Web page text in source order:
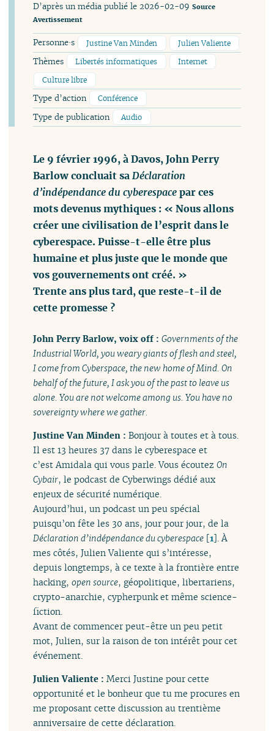
D’après un média publié le 2026-02-09 Source
Avertissement
Personne·s Justine Van Minden Julien Valiente
Thèmes Libertés informatiques
Internet
Culture libre
Type d’action Conférence
Type de publication Audio
Le 9 février 1996, à Davos, John Perry
Barlow concluait saDéclaration
d’indépendance du cyberespacepar ces
mots devenus mythiques : « Nous allons
créer une civilisation de l’esprit dans le
cyberespace. Puisse-t-elle être plus
humaine et plus juste que le monde que
vos gouvernements ont créé. »
Trente ans plus tard, que reste-t-il de
cette promesse ?
John Perry Barlow, voix off :Governments of the
Industrial World, you weary giants of flesh and steel,
I come from Cyberspace, the new home of Mind. On
behalf of the future, I ask you of the past to leave us
alone. You are not welcome among us. You have no
sovereignty where we gather.
Justine Van Minden :Bonjour à toutes et à tous.
Il est 13 heures 37 dans le cyberespace et
c’est Amidala qui vous parle. Vous écoutezOn
Cybair, le podcast de Cyberwings dédié aux
enjeux de sécurité numérique.
Aujourd’hui, un podcast un peu spécial
puisqu’on fête les 30 ans, jour pour jour, de la
Déclaration d’indépendance du cyberespace [1]. À
mes côtés, Julien Valiente qui s’intéresse,
depuis longtemps, à ce texte à la frontière entre
hacking,open source, géopolitique, libertariens,
crypto-anarchie, cypherpunk et même science-
fiction.
Avant de commencer peut-être un peu petit
mot, Julien, sur la raison de ton intérêt pour cet
événement.
Julien Valiente :Merci Justine pour cette
opportunité et le bonheur que tu me procures en
me proposant cette discussion au trentième
anniversaire de cette déclaration.